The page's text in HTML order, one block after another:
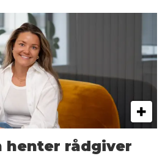
henter rådgiver